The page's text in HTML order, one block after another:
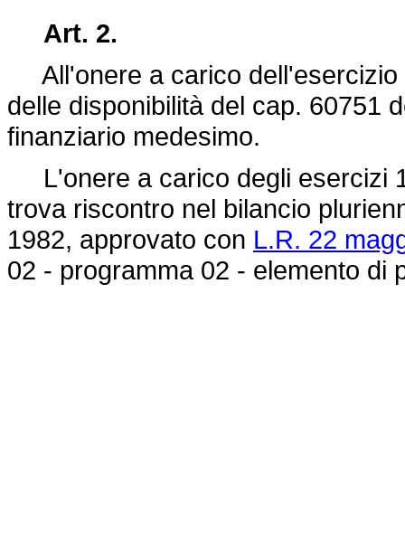
Art. 2.
All'onere a carico dell'esercizio
delle disponibilità del cap. 60751
finanziario medesimo.
L'onere a carico degli esercizi
trova riscontro nel bilancio
1982, approvato con L.R. 22
02 - programma 02 - elemento di